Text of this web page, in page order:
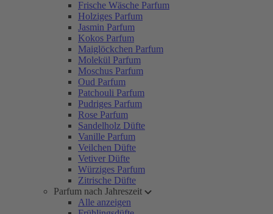
Frische Wäsche Parfum
Holziges Parfum
Jasmin Parfum
Kokos Parfum
Maiglöckchen Parfum
Molekül Parfum
Moschus Parfum
Oud Parfum
Patchouli Parfum
Pudriges Parfum
Rose Parfum
Sandelholz Düfte
Vanille Parfum
Veilchen Düfte
Vetiver Düfte
Würziges Parfum
Zitrische Düfte
Parfum nach Jahreszeit
Alle anzeigen